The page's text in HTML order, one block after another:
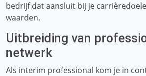
bedrijf dat aansluit bij je
waarden.
Uitbreiding van
netwerk
Als interim professional kom je in